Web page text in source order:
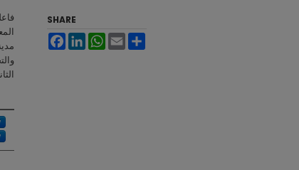
SHARE
FacebookLinkedInWhatsApp
Email